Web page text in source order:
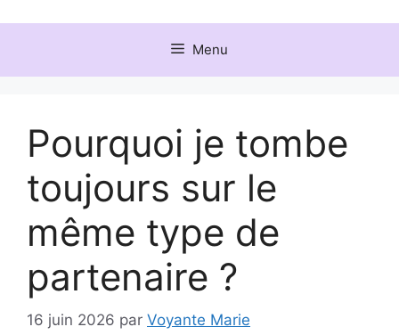
Menu
Pourquoi je tombe
toujours sur le
même type de
partenaire ?
16 juin 2026 par Voyante Marie